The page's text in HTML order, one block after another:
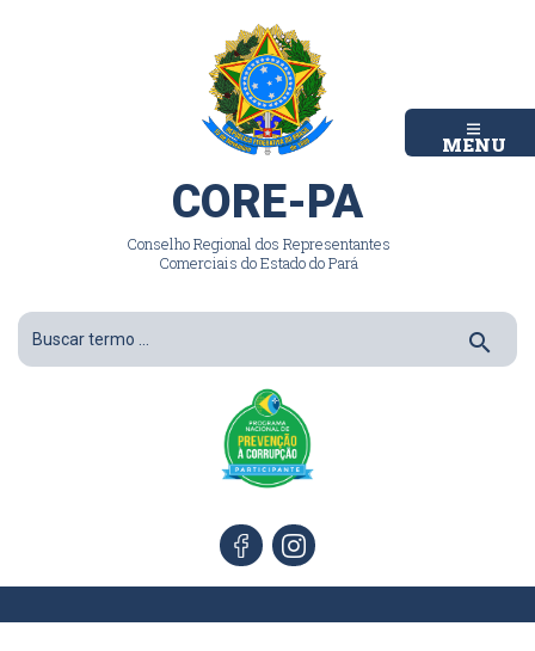
MENU
CORE-PA
Conselho Regional dos Representantes
Comerciais do Estado do Pará
search